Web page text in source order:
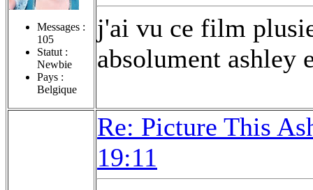
Messages :
105
Statut :
Newbie
Pays :
Belgique
j'ai vu ce film
absolument ashley
Re: Picture This
19:11